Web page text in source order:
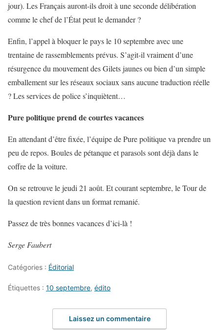
jour). Les Français auront-ils droit à une seconde délibération
comme le chef de l’État peut le demander ?
Enfin, l’appel à bloquer le pays le 10 septembre avec une
trentaine de rassemblements prévus. S’agit-il vraiment d’une
résurgence du mouvement des Gilets jaunes ou bien d’un simple
emballement sur les réseaux sociaux sans aucune traduction réelle
? Les services de police s’inquiètent…
Pure politique prend de courtes vacances
En attendant d’être fixée, l’équipe de Pure politique va prendre un
peu de repos. Boules de pétanque et parasols sont déjà dans le
coffre de la voiture.
On se retrouve le jeudi 21 août. Et courant septembre, le Tour de
la question revient dans un format remanié.
Passez de très bonnes vacances d’ici-là !
Serge Faubert
Catégories : Éditorial
Étiquettes : 10 septembre, édito
Laissez un commentaire